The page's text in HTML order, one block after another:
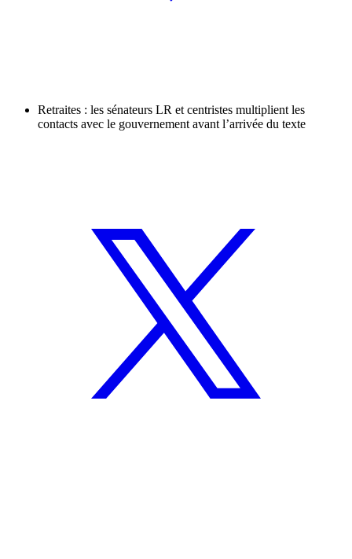
Retraites : les sénateurs LR et centristes multiplient les
contacts avec le gouvernement avant l’arrivée du texte